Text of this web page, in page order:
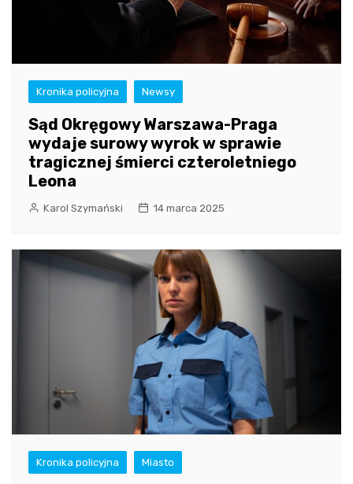
Kronika policyjna Newsy
Sąd Okręgowy Warszawa-Praga
wydaje surowy wyrok w sprawie
tragicznej śmierci czteroletniego
Leona
Karol Szymański 14 marca 2025
Kronika policyjna Miasto